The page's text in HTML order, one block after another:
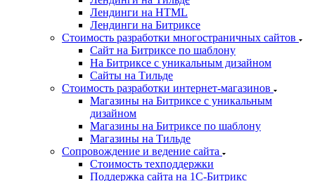
Лендинги на HTML
Лендинги на Битриксе
Стоимость разработки многостраничных сайтов
Сайт на Битриксе по шаблону
На Битриксе с уникальным дизайном
Сайты на Тильде
Стоимость разработки интернет-магазинов
Магазины на Битриксе с уникальным
дизайном
Магазины на Битриксе по шаблону
Магазины на Тильде
Сопровождение и ведение сайта
Стоимость техподдержки
Поддержка сайта на 1С-Битрикс